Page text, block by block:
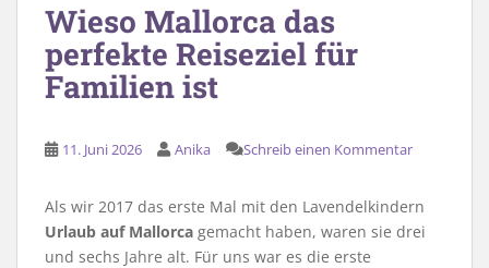
Wieso Mallorca das
perfekte Reiseziel für
Familien ist
11. Juni 2026 Anika Schreib einen Kommentar
Als wir 2017 das erste Mal mit den Lavendelkindern
Urlaub auf Mallorca gemacht haben, waren sie drei
und sechs Jahre alt. Für uns war es die erste